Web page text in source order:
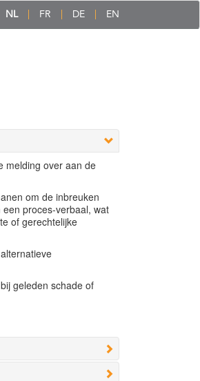
NL FR DE EN
melding over aan de
om de inbreuken
proces-verbaal, wat
of gerechtelijke
geleden schade of